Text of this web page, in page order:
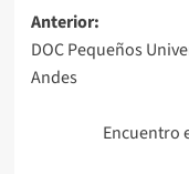
Navegación
de
entradas
Anterior:
DOC Pequeños
Andes
Encuentro